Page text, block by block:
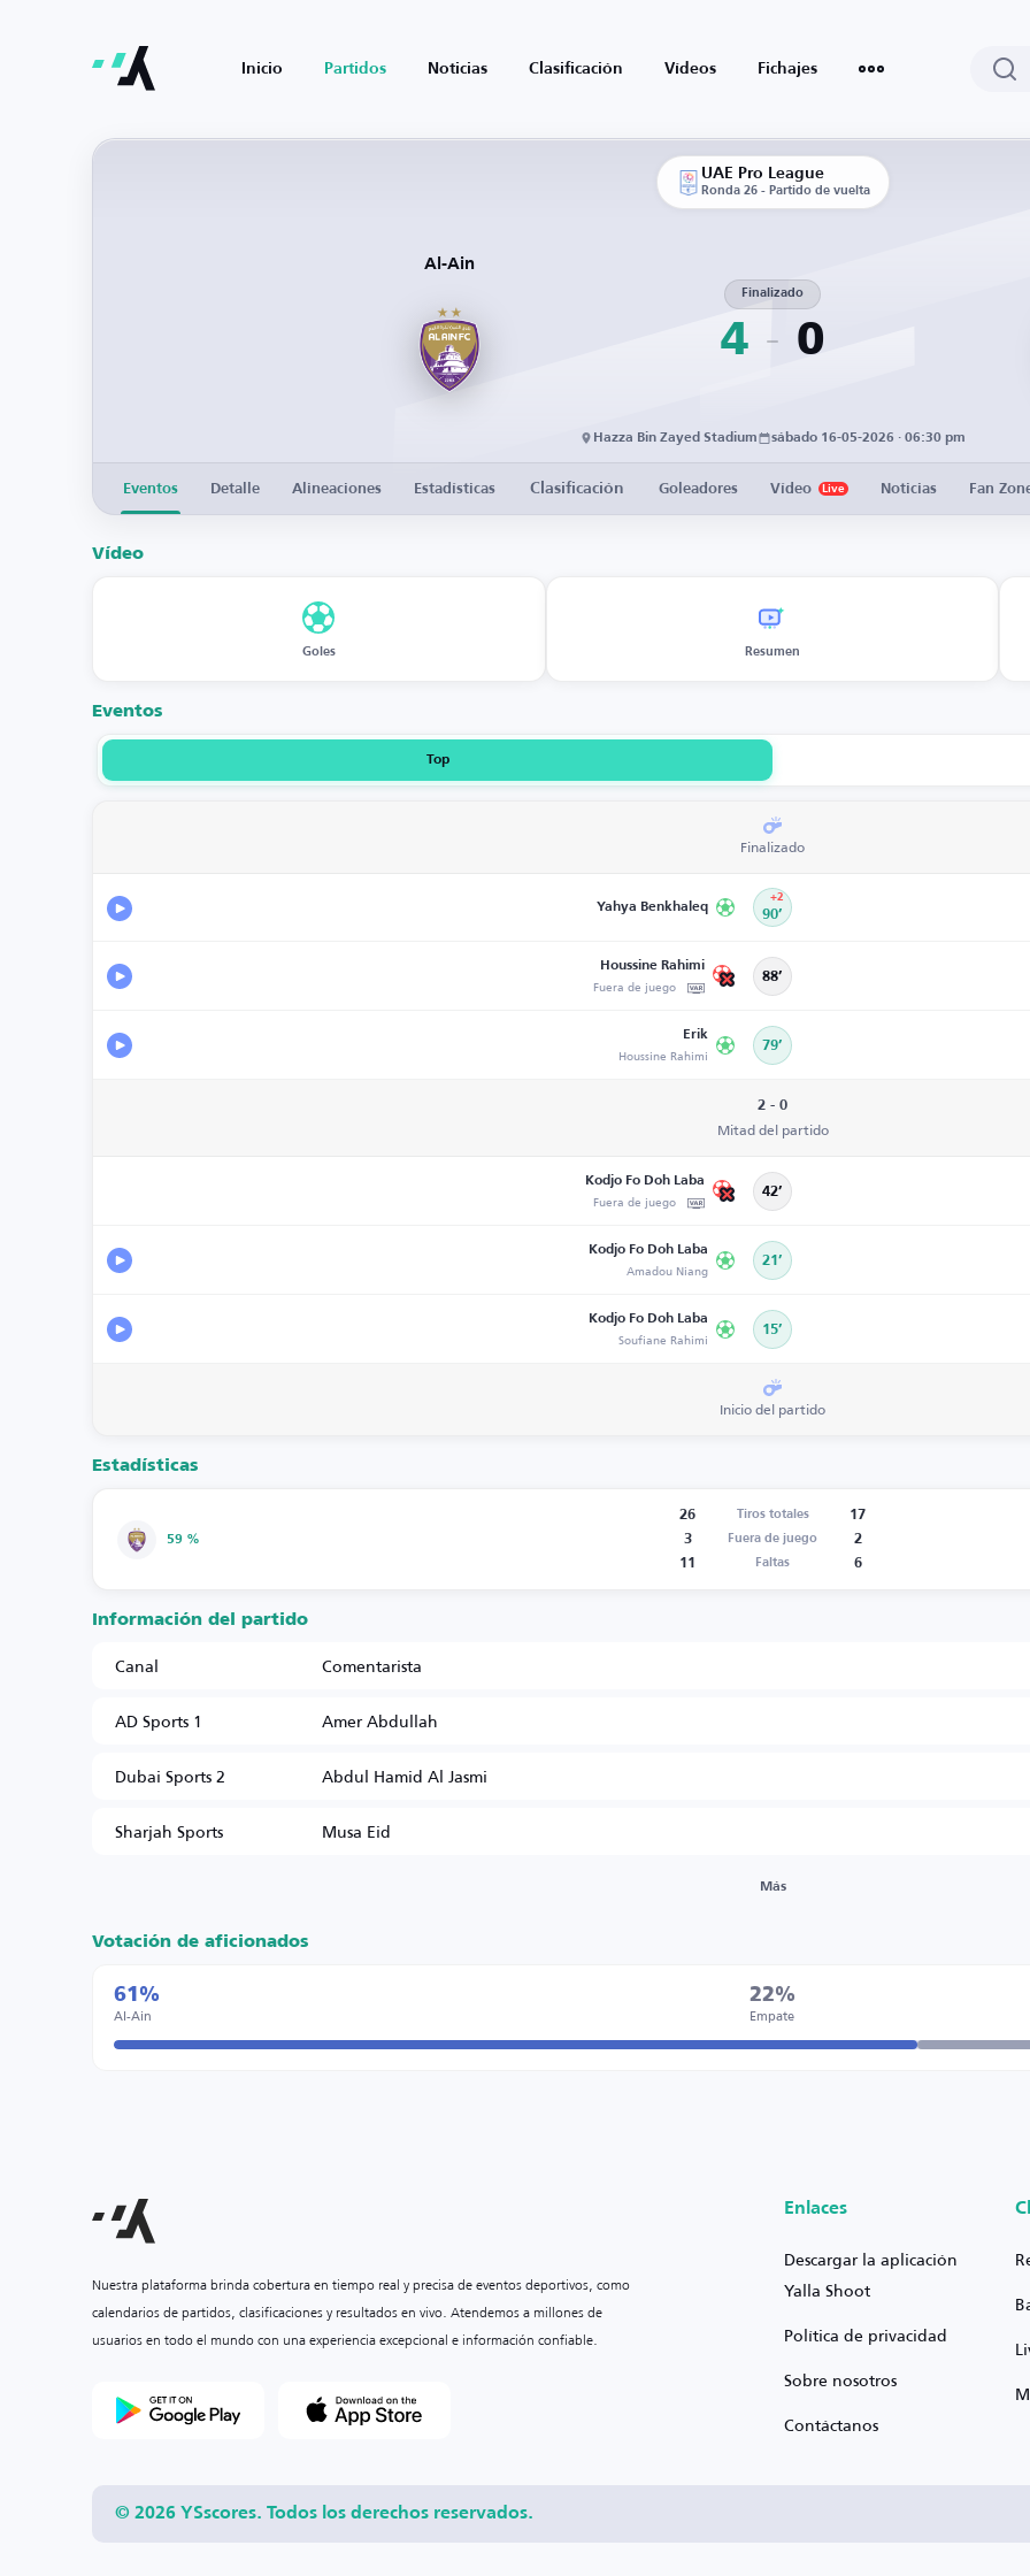
Inicio Partidos Noticias Clasificación Vídeos Fichajes
UAE Pro League
Ronda 26 - Partido de vuelta
Al-Ain
4
Finalizado
0
Hazza Bin Zayed Stadium sábado 16-05-2026 · 06:30 pm
Eventos Detalle Alineaciones Estadísticas Clasificación Goleadores Vídeo Live Noticias Fan
Vídeo
Goles Resumen
Eventos
Top
Finalizado
Yahya Benkhaleq 90’
+2
Houssine Rahimi
Fuera de juego 88’
Erik
Houssine Rahimi 79’
2 - 0
Mitad del partido
Kodjo Fo Doh Laba
Fuera de juego 42’
Kodjo Fo Doh Laba
Amadou Niang 21’
Kodjo Fo Doh Laba
Soufiane Rahimi 15’
Inicio del partido
Estadísticas
59 %
26 Tiros totales
17
3
Fuera de juego
2
11
Faltas 6
Información del partido
Canal
Comentarista
AD Sports 1
Amer Abdullah
Dubai Sports 2
Abdul Hamid Al Jasmi
Sharjah Sports
Musa Eid
Más
Votación de aficionados
61%
Al-Ain
22%
Empate
Nuestra plataforma brinda cobertura en tiempo real y precisa de eventos deportivos, como
calendarios de partidos, clasificaciones y resultados en vivo. Atendemos a millones de
usuarios en todo el mundo con una experiencia excepcional e información confiable.
Enlaces
Descargar la aplicación
Yalla Shoot
Política de privacidad
Sobre nosotros
Contáctanos
© 2026 YSscores. Todos los derechos reservados.